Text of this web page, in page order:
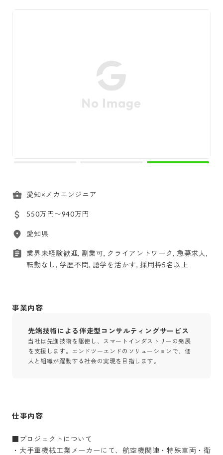
愛知×メカエンジニア
550万円〜940万円
愛知県
業界未経験歓迎, 副業可, クライアントワーク, 急募求人,
転勤なし, 学歴不問, 語学を活かす, 採用枠5名以上
事業内容
先端技術による伴走型コンサルティングサービス
当社は先進技術を駆使し、スマートインダストリーの発展
を支援します。エンドツーエンドのソリューションで、個
人と組織が躍動する社会の実現を目指します。
仕事内容
■プロジェクトについて
・大手重機械工業メーカーにて、航空機関連・特殊車両・衛